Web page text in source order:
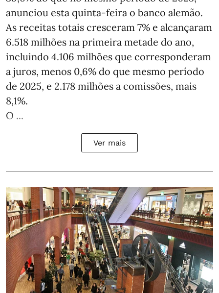
anunciou esta quinta-feira o banco alemão.
As receitas totais cresceram 7% e alcançaram
6.518 milhões na primeira metade do ano,
incluindo 4.106 milhões que corresponderam
a juros, menos 0,6% do que mesmo período
de 2025, e 2.178 milhões a comissões, mais
8,1%.
O ...
Ver mais